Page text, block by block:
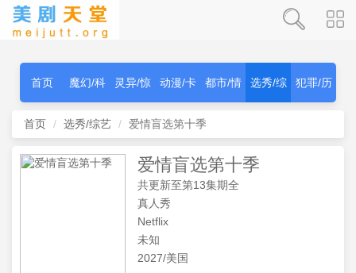
首页 魔幻/科
幻
灵异/惊
秫
动漫/卡
通
都市/情 选秀/综 犯罪/历
首页 选秀/综艺 爱情盲选第十季
爱情盲选第十季
共更新至第13集期全
真人秀
Netflix
未知
2027/美国